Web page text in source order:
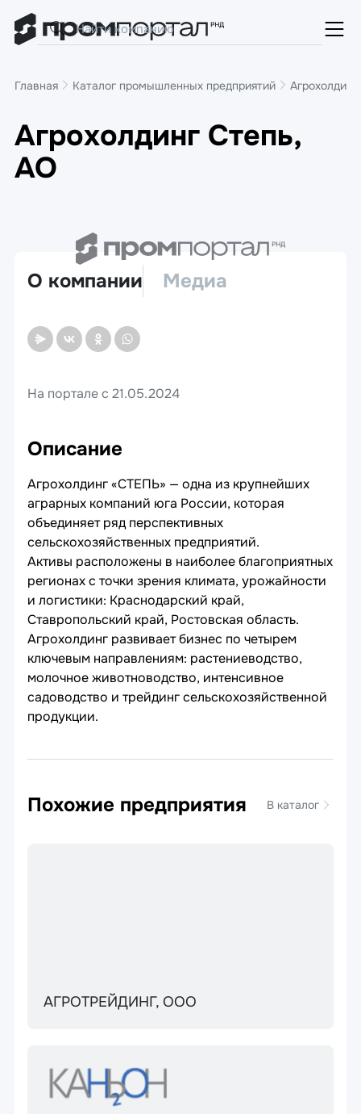
Главная Каталог промышленных предприятий
Агрохолдинг Степь,
АО
О компании Медиа
На портале с 21.05.2024
Описание
Агрохолдинг «СТЕПЬ» — одна из крупнейших
аграрных компаний юга России, которая
объединяет ряд перспективных
сельскохозяйственных предприятий.
Активы расположены в наиболее благоприятных
регионах с точки зрения климата, урожайности
и логистики: Краснодарский край,
Ставропольский край, Ростовская область.
Агрохолдинг развивает бизнес по четырем
ключевым направлениям: растениеводство,
молочное животноводство, интенсивное
садоводство и трейдинг сельскохозяйственной
продукции.
Похожие предприятия В каталог
АГРОТРЕЙДИНГ, ООО